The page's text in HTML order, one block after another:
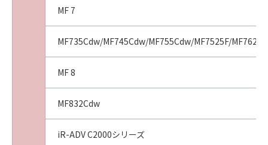
MF 7
MF735Cdw/MF745Cdw/MF755Cdw/MF7525F/
MF 8
MF832Cdw
iR-ADV C2000シリーズ